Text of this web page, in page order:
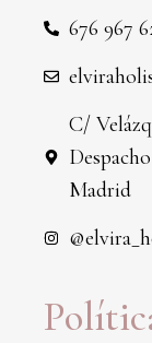
676 967
C/
Madrid